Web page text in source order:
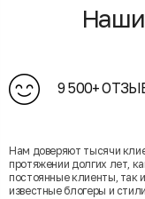
9 500+
Нам доверяют тысячи
протяжении долгих лет,
постоянные клиенты, так и
известные блогеры и